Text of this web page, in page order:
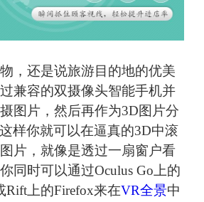
，还是说旅游目的地的优美
兼容的双摄像头智能手机并
图片，然后再作为3D图片分
样你就可以在逼真的3D中滚
片，就像是透过一扇窗户看
同时可以通过Oculus Go上的
Rift上的Firefox来在VR全景中